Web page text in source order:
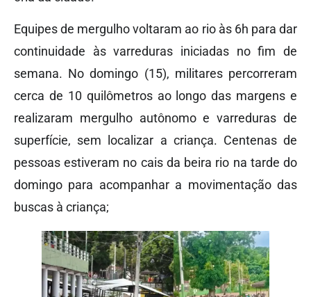
Equipes de mergulho voltaram ao rio às 6h para dar
continuidade às varreduras iniciadas no fim de
semana. No domingo (15), militares percorreram
cerca de 10 quilômetros ao longo das margens e
realizaram mergulho autônomo e varreduras de
superfície, sem localizar a criança. Centenas de
pessoas estiveram no cais da beira rio na tarde do
domingo para acompanhar a movimentação das
buscas à criança;